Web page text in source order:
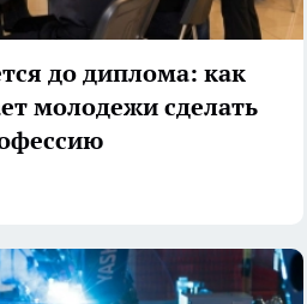
до диплома: как
молодежи сделать